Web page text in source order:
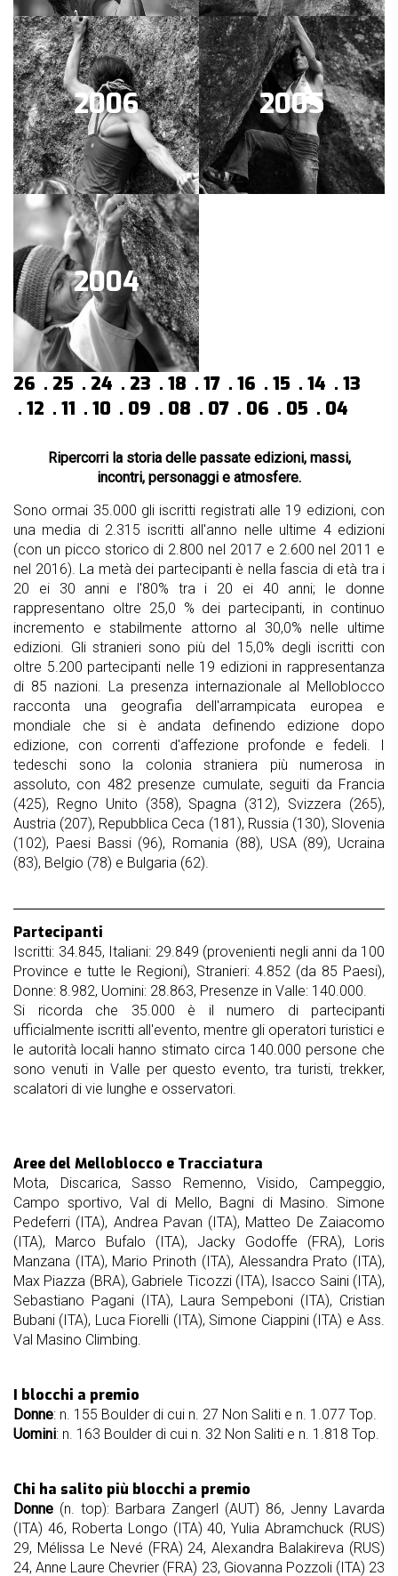
2006 2005
2004
26 25 24 23 18 17 16 15 14
13
12
11 10 09 08 07 06 05 04
Ripercorri la storia delle passate edizioni, massi,
incontri, personaggi e atmosfere.
Sono ormai 35.000 gli iscritti registrati alle 19 edizioni, con
una media di 2.315 iscritti all'anno nelle ultime 4 edizioni
(con un picco storico di 2.800 nel 2017 e 2.600 nel 2011 e
nel 2016). La metà dei partecipanti è nella fascia di età tra i
20 ei 30 anni e l'80% tra i 20 ei 40 anni; le donne
rappresentano oltre 25,0 % dei partecipanti, in continuo
incremento e stabilmente attorno al 30,0% nelle ultime
edizioni. Gli stranieri sono più del 15,0% degli iscritti con
oltre 5.200 partecipanti nelle 19 edizioni in rappresentanza
di 85 nazioni. La presenza internazionale al Melloblocco
racconta una geografia dell'arrampicata europea e
mondiale che si è andata definendo edizione dopo
edizione, con correnti d'affezione profonde e fedeli. I
tedeschi sono la colonia straniera più numerosa in
assoluto, con 482 presenze cumulate, seguiti da Francia
(425), Regno Unito (358), Spagna (312), Svizzera (265),
Austria (207), Repubblica Ceca (181), Russia (130), Slovenia
(102), Paesi Bassi (96), Romania (88), USA (89), Ucraina
(83), Belgio (78) e Bulgaria (62).
Partecipanti
Iscritti: 34.845, Italiani: 29.849 (provenienti negli anni da 100
Province e tutte le Regioni), Stranieri: 4.852 (da 85 Paesi),
Donne: 8.982, Uomini: 28.863, Presenze in Valle: 140.000.
Si ricorda che 35.000 è il numero di partecipanti
ufficialmente iscritti all'evento, mentre gli operatori turistici e
le autorità locali hanno stimato circa 140.000 persone che
sono venuti in Valle per questo evento, tra turisti, trekker,
scalatori di vie lunghe e osservatori.
Aree del Melloblocco e Tracciatura
Mota, Discarica, Sasso Remenno, Visido, Campeggio,
Campo sportivo, Val di Mello, Bagni di Masino. Simone
Pedeferri (ITA), Andrea Pavan (ITA), Matteo De Zaiacomo
(ITA), Marco Bufalo (ITA), Jacky Godoffe (FRA), Loris
Manzana (ITA), Mario Prinoth (ITA), Alessandra Prato (ITA),
Max Piazza (BRA), Gabriele Ticozzi (ITA), Isacco Saini (ITA),
Sebastiano Pagani (ITA), Laura Sempeboni (ITA), Cristian
Bubani (ITA), Luca Fiorelli (ITA), Simone Ciappini (ITA) e Ass.
Val Masino Climbing.
I blocchi a premio
Donne: n. 155 Boulder di cui n. 27 Non Saliti e n. 1.077 Top.
Uomini: n. 163 Boulder di cui n. 32 Non Saliti e n. 1.818 Top.
Chi ha salito più blocchi a premio
Donne (n. top): Barbara Zangerl (AUT) 86, Jenny Lavarda
(ITA) 46, Roberta Longo (ITA) 40, Yulia Abramchuck (RUS)
29, Mélissa Le Nevé (FRA) 24, Alexandra Balakireva (RUS)
24, Anne Laure Chevrier (FRA) 23, Giovanna Pozzoli (ITA) 23